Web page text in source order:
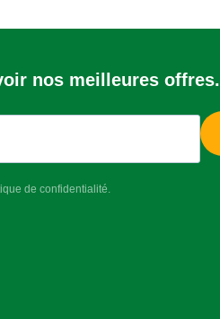
nos meilleures offres.
de confidentialité.